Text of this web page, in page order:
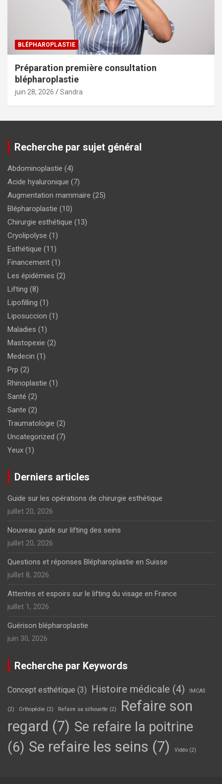
BLÉPHAROPLASTIE
Préparation première consultation
blépharoplastie
juin 28, 2026 Sandra
Recherche par sujet général
Abdominoplastie (4)
Acide hyaluronique (7)
Augmentation mammaire (25)
Blépharoplastie (10)
Chirurgie esthétique (13)
Cryolipolyse (1)
Esthétique (11)
Financement (1)
Les épidémies (2)
Lifting (8)
Lipofilling (1)
Liposuccion (1)
Maladies (1)
Mastopexie (2)
Medecin (1)
Prp (2)
Rhinoplastie (1)
Santé (2)
Sante (2)
Traumatologie (2)
Uncategorized (7)
Yeux (1)
Derniers articles
Guide sur les opérations de chirurgie esthétique
juillet 20, 2026
Nouveau guide sur lifting des seins
juillet 20, 2026
Questions et réponses Blépharoplastie en Suisse
juillet 8, 2026
Attentes et espoirs sur le lifting du visage en France
juillet 1, 2026
Guérison blépharoplastie
juin 30, 2026
Recherche par Keywords
Concept esthétique (3) Histoire médicale (4) IMCAS
(2) Orthopédie (2) Refaire sa silhouette (2)
Refaire son
regard (7) Se refaire la poitrine
(6) Se refaire les seins (7) Vidéo (2)